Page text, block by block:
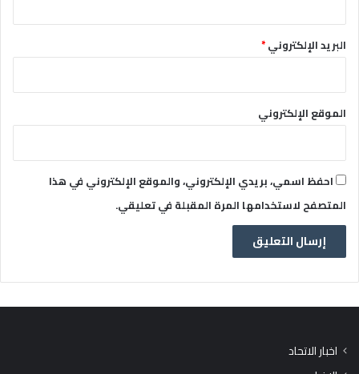
البريد الإلكتروني*
الموقع الإلكتروني
احفظ اسمي، بريدي الإلكتروني، والموقع الإلكتروني في هذا
المتصفح لاستخدامها المرة المقبلة في تعليقي.
اخبار الاتحاد